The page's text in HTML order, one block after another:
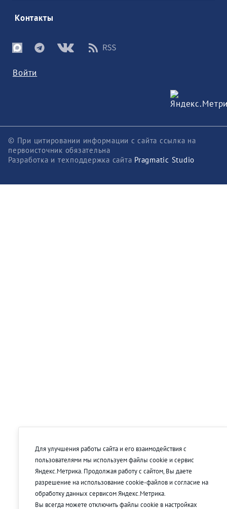
Контакты
Войти
© При цитировании информации с сайта ссылка на
первоисточник обязательна
Разработка и техподдержка сайта Pragmatic Studio
Для улучшения работы сайта и его взаимодействия с
пользователями мы используем файлы cookie и сервис
Яндекс.Метрика. Продолжая работу с сайтом, Вы даете
разрешение на использование cookie-файлов и согласие на
обработку данных сервисом Яндекс.Метрика.
Вы всегда можете отключить файлы cookie в настройках